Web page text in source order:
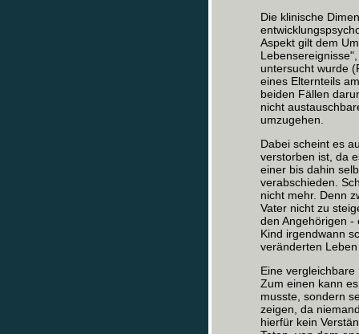
Die klinische
Aspekt gilt dem
untersucht wurde
eines Elternteils
beiden Fällen
nicht
umzugehen.
Dabei scheint es
verstorben ist, da
einer bis dahin
verabschieden.
nicht mehr. Denn
Vater nicht zu
den Angehörigen -
Kind irgendwann
veränderten
Eine
Zum einen kann
musste, sondern
zeigen, da
hierfür kein